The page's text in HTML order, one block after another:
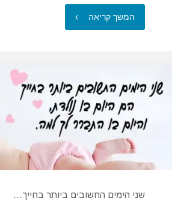
המשך קריאה "כל
שקריות…"
שני הימים החשובים ביותר בחייך…